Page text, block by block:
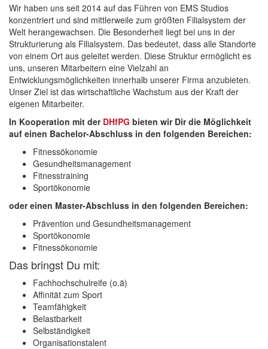
Wir haben uns seit 2014 auf das Führen von EMS Studios
konzentriert und sind mittlerweile zum größten Filialsystem der
Welt herangewachsen. Die Besonderheit liegt bei uns in der
Strukturierung als Filialsystem. Das bedeutet, dass alle Standorte
von einem Ort aus geleitet werden. Diese Struktur ermöglicht es
uns, unseren Mitarbeitern eine Vielzahl an
Entwicklungsmöglichkeiten innerhalb unserer Firma anzubieten.
Unser Ziel ist das wirtschaftliche Wachstum aus der Kraft der
eigenen Mitarbeiter.
In Kooperation mit der DHfPG bieten wir Dir die Möglichkeit
auf einen Bachelor-Abschluss in den folgenden Bereichen:
Fitnessökonomie
Gesundheitsmanagement
Fitnesstraining
Sportökonomie
oder einen Master-Abschluss in den folgenden Bereichen:
Prävention und Gesundheitsmanagement
Sportökonomie
Fitnessökonomie
Das bringst Du mit:
Fachhochschulreife (o.ä)
Affinität zum Sport
Teamfähigkeit
Belastbarkeit
Selbständigkeit
Organisationstalent